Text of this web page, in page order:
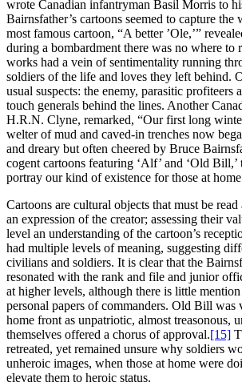
wrote Canadian infantryman Basil Morris to
Bairnsfather’s cartoons seemed to capture the
most famous cartoon, “A better ’Ole,’”
during a bombardment there was no where to
works had a vein of sentimentality running
soldiers of the life and loves they left behind.
usual suspects: the enemy, parasitic profiteers
touch generals behind the lines. Another
H.R.N. Clyne, remarked, “Our first long
welter of mud and caved-in trenches now
and dreary but often cheered by Bruce
cogent cartoons featuring ‘Alf’ and ‘Old
portray our kind of existence for those at
Cartoons are cultural objects that must be
an expression of the creator; assessing their
level an understanding of the cartoon’s
had multiple levels of meaning, suggesting
civilians and soldiers. It is clear that the
resonated with the rank and file and junior
at higher levels, although there is little
personal papers of commanders. Old Bill
home front as unpatriotic, almost treasonous,
themselves offered a chorus of approval.[15]
retreated, yet remained unsure why soldiers
unheroic images, when those at home were
elevate them to heroic status.